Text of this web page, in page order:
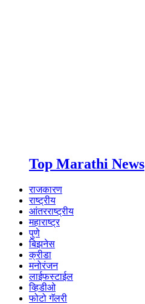
Top Marathi News
राजकारण
राष्ट्रीय
आंतरराष्ट्रीय
महाराष्ट्र
पुणे
बिझनेस
क्रीडा
मनोरंजन
लाईफस्टाईल
व्हिडीओ
फोटो गॅलरी